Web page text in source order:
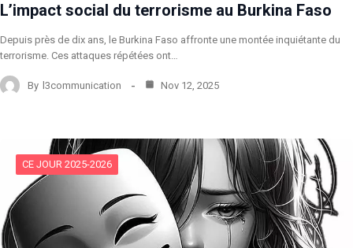
L’impact social du terrorisme au Burkina Faso
Depuis près de dix ans, le Burkina Faso affronte une montée inquiétante du
terrorisme. Ces attaques répétées ont…
By l3communication Nov 12, 2025
CE JOUR 2025-2026